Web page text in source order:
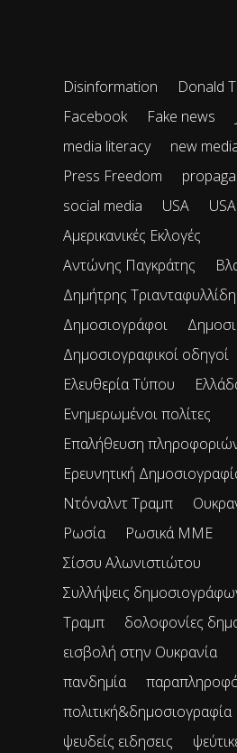
Disinformation
Donald
Facebook
Fake news
media literacy
new
Press Freedom
social media
USA
Αμερικανικές Εκλογές
Αντώνης Παγκράτης
Δημήτρης
Δημοσιογράφοι
Δημοσιογραφικοί οδηγοί
Ελευθερία Τύπου
Ενημερωμένοι πολίτες
Επαλήθευση
Ερευνητική
Ντόναλντ Τραμπ
Ρωσία
Ρωσικά ΜΜΕ
Σίσσυ Αλωνιστιώτου
Συλλήψεις
Τραμπ
δολοφονίες
εισβολή στην Ουκρανία
πανδημία
πολιτική&δημοσιογραφία
ψευδείς ειδησεις